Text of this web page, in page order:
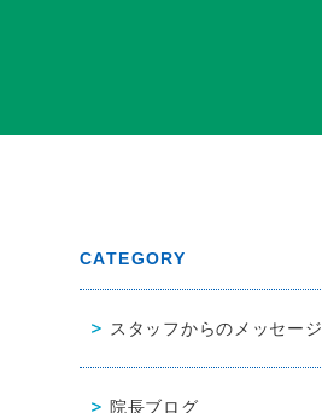
CATEGORY
スタッフからのメッセージ
院長ブログ